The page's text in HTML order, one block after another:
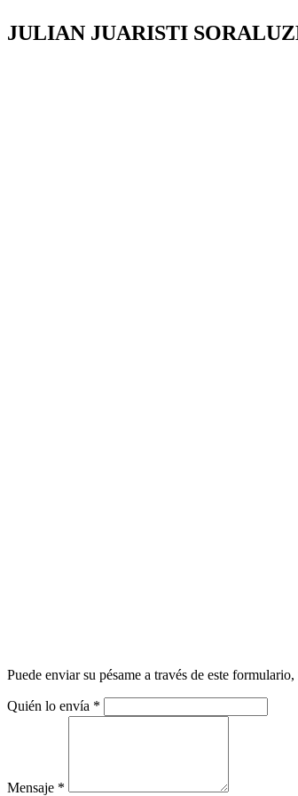
JULIAN JUARISTI
Puede enviar su pésame a través de este
Quién lo envía *
Mensaje *